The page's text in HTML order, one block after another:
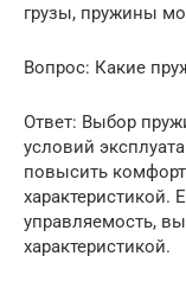
грузы, пружины
Вопрос: Какие
Ответ: Выбор
условий
повысить
характеристикой.
управляемость,
характеристикой.